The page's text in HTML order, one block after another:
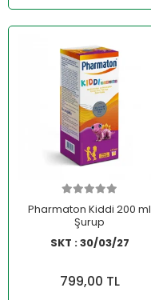
Pharmaton Kiddi 200 ml
Şurup
SKT : 30/03/27
799,00 TL